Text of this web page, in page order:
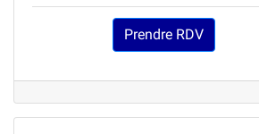
Prendre RDV